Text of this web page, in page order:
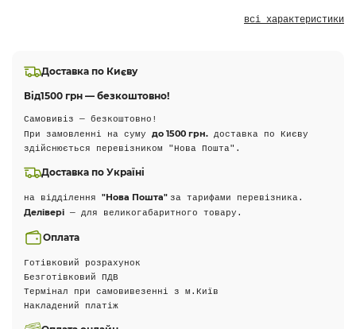
всі характеристики
Доставка по Києву
Від1500 грн — безкоштовно!
Самовивіз — безкоштовно!
При замовленні на суму до 1500 грн. доставка по Києву
здійснюється перевізником "Нова Пошта".
Доставка по Україні
на відділення "Нова Пошта" за тарифами перевізника.
Делівері — для великогабаритного товару.
Оплата
Готівковий розрахунок
Безготівковий ПДВ
Термінал при самовивезенні з м.Київ
Накладений платіж